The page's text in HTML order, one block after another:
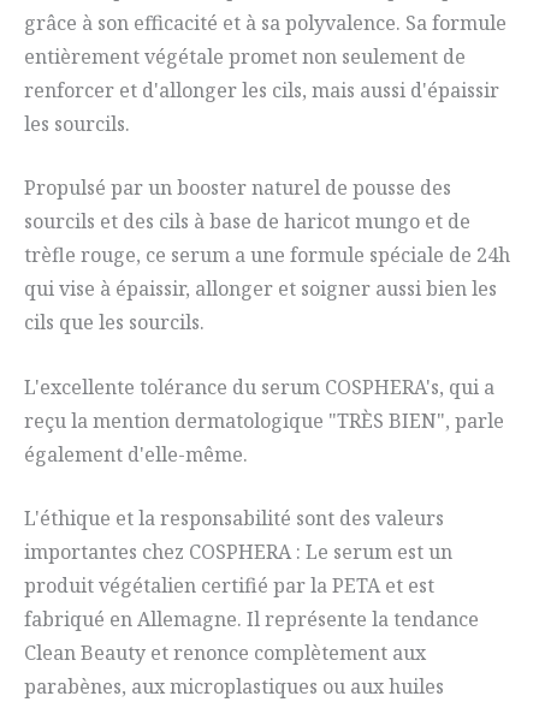
grâce à son efficacité et à sa polyvalence. Sa formule
entièrement végétale promet non seulement de
renforcer et d'allonger les cils, mais aussi d'épaissir
les sourcils.
Propulsé par un booster naturel de pousse des
sourcils et des cils à base de haricot mungo et de
trèfle rouge, ce serum a une formule spéciale de 24h
qui vise à épaissir, allonger et soigner aussi bien les
cils que les sourcils.
L'excellente tolérance du serum COSPHERA's, qui a
reçu la mention dermatologique "TRÈS BIEN", parle
également d'elle-même.
L'éthique et la responsabilité sont des valeurs
importantes chez COSPHERA : Le serum est un
produit végétalien certifié par la PETA et est
fabriqué en Allemagne. Il représente la tendance
Clean Beauty et renonce complètement aux
parabènes, aux microplastiques ou aux huiles